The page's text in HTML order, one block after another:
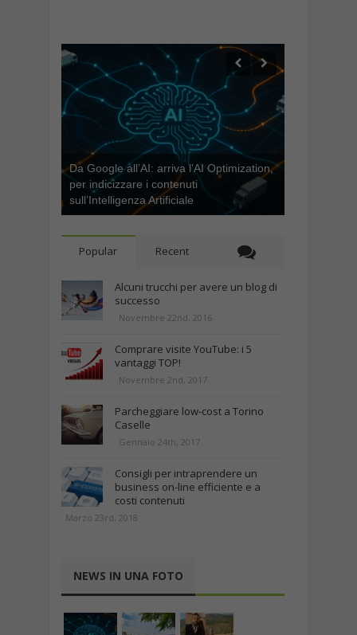
Da Google all’AI: arriva l’AI Optimization,
per indicizzare i contenuti
sull’Intelligenza Artificiale
Popular Recent
Alcuni trucchi per avere un blog di
successo
Novembre 22nd, 2016
Comprare visite YouTube: i 5
vantaggi TOP!
Novembre 2nd, 2017
Parcheggiare low-cost a Torino
Caselle
Gennaio 24th, 2017
Consigli per intraprendere un
business on-line efficiente e a
costi contenuti
Marzo 23rd, 2018
NEWS IN UNA FOTO